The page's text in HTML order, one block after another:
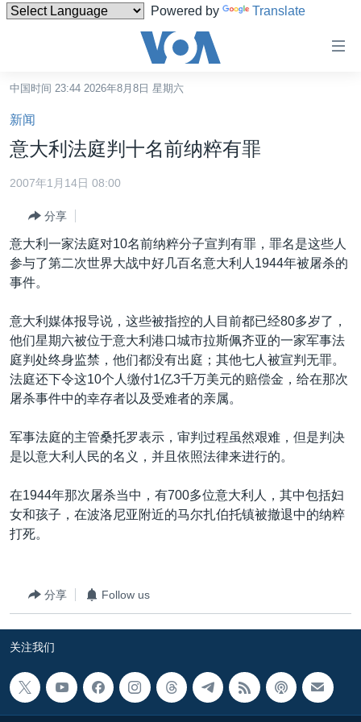
Powered by Translate
碍
链
接
跳
转
容
转
导
跳
转
索
中国
港澳
国际
最新国际新闻
中东
欧洲
非洲
全球议题
分类新闻
人权·法律·宗教
科教·文娱·体健
军事
环境
热点专题
白宫要闻
国会报道
美国建国250周年
美国之音专访
重要讲话与声明
南中国海争端
关注西藏
关注新疆
GEN Z 看美国
VOA视频
VOA今日焦点
关注我们
中国时间 23:44 2026年8月8日 星期六
新闻
意大利法庭判十名前纳粹有罪
2007年1月14日 08:00
分享
意大利一家法庭对10名前纳粹分子宣判有罪，罪名是这些人
参与了第二次世界大战中好几百名意大利人1944年被屠杀的
事件。
意大利媒体报导说，这些被指控的人目前都已经80多岁了，
他们星期六被位于意大利港口城市拉斯佩齐亚的一家军事法
庭判处终身监禁，他们都没有出庭；其他七人被宣判无罪。
法庭还下令这10个人缴付1亿3千万美元的赔偿金，给在那次
屠杀事件中的幸存者以及受难者的亲属。
军事法庭的主管桑托罗表示，审判过程虽然艰难，但是判决
是以意大利人民的名义，并且依照法律来进行的。
在1944年那次屠杀当中，有700多位意大利人，其中包括妇
女和孩子，在波洛尼亚附近的马尔扎伯托镇被撤退中的纳粹
打死。
分享 Follow us
关注我们